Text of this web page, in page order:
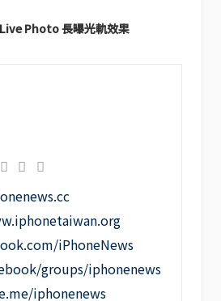
Photo 長曝光軌效果
iPhoneNews
groups/iphonenews
iphonenews